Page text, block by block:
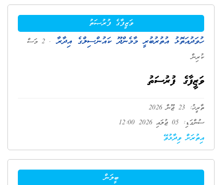
ވަޒީފާގެ ފުރުޞަތު
ހުވަދުއަތޮޅު އުތުރުބުރީ މާމެންދޫ ކައުންސިލްގެ އިދާރާ
. 2 މަސް
ކުރިން
ވަޒީފާގެ ފުރުސަތު
ތާރީޚު: 23 ޖޫން 2026
ސުންގަޑި: 05 ޖުލައި 2026 12:00
އިތުރަށް ވިދާޅުވޭ
ބީލަން